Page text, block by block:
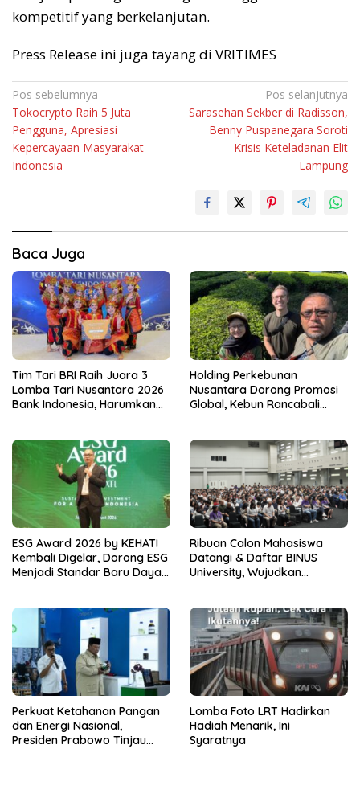
kompetitif yang berkelanjutan.
Press Release ini juga tayang di VRITIMES
Navigasi
pos
Pos sebelumnya
Tokocrypto Raih 5 Juta
Pengguna, Apresiasi
Kepercayaan Masyarakat
Indonesia
Pos selanjutnya
Sarasehan Sekber di Radisson,
Benny Puspanegara Soroti
Krisis Keteladanan Elit
Lampung
Baca Juga
Tim Tari BRI Raih Juara 3
Lomba Tari Nusantara 2026
Bank Indonesia, Harumkan
Holding Perkebunan
Nusantara Dorong Promosi
Global, Kebun Rancabali
ESG Award 2026 by KEHATI
Kembali Digelar, Dorong ESG
Menjadi Standar Baru Daya
Ribuan Calon Mahasiswa
Datangi & Daftar BINUS
University, Wujudkan
Perkuat Ketahanan Pangan
dan Energi Nasional,
Presiden Prabowo Tinjau
Lomba Foto LRT Hadirkan
Hadiah Menarik, Ini
Syaratnya